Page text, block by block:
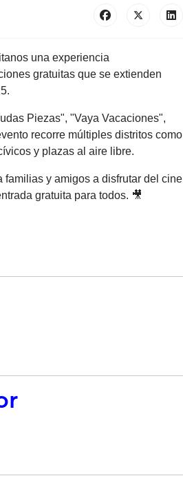
una experiencia
gratuitas que se extienden
Piezas", "Vaya Vacaciones",
recorre múltiples distritos como
y plazas al aire libre.
familias y amigos a disfrutar del cine
gratuita para todos. 🎥